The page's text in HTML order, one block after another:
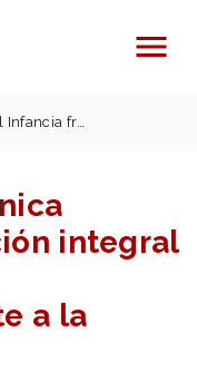
Menú
a la violencia
integral
a la